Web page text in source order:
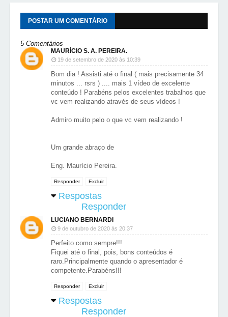
POSTAR UM COMENTÁRIO
5 Comentários
MAURÍCIO S. A. PEREIRA.
19 de setembro de 2020 às 10:39
Bom dia ! Assisti até o final ( mais precisamente 34
minutos ... rsrs ) .... mais 1 vídeo de excelente
conteúdo ! Parabéns pelos excelentes trabalhos que
vc vem realizando através de seus vídeos !
Admiro muito pelo o que vc vem realizando !
Um grande abraço de
Eng. Maurício Pereira.
Responder Excluir
Respostas
Responder
LUCIANO BERNARDI
9 de outubro de 2020 às 20:37
Perfeito como sempre!!!
Fiquei até o final, pois, bons conteúdos é
raro.Principalmente quando o apresentador é
competente.Parabéns!!!
Responder Excluir
Respostas
Responder